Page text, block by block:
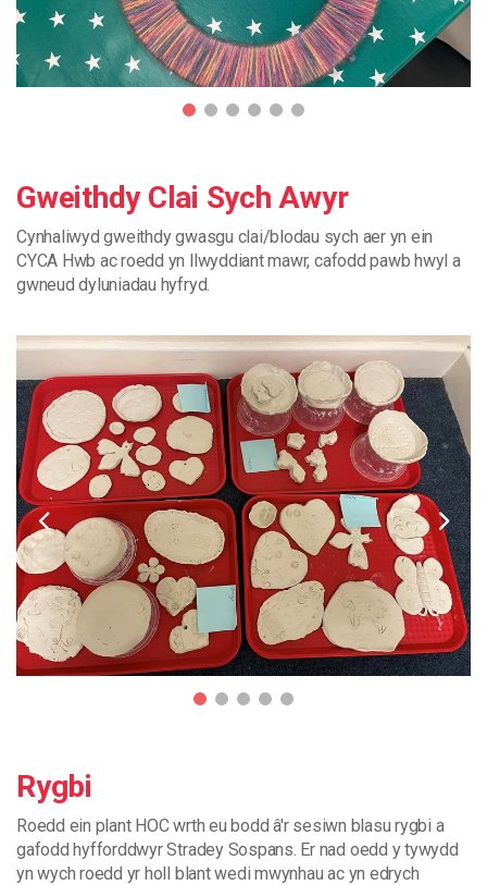
Gweithdy Clai Sych Awyr
Cynhaliwyd gweithdygwasgu clai/blodau sych aer yn ein
CYCA Hwb acroedd yn llwyddiantmawr, cafodd pawb hwyl a
gwneud dyluniadau hyfryd
Rygbi
Roedd ein plant HOCwrth eu bodd â'r sesiwn blasu rygbi a
gafodd hyfforddwyrStradey Sospans. Er nad oedd ytywydd
yn wych roedd yr holl blantwedi mwynhau acyn edrych